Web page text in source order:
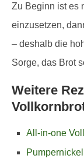
Zu Beginn ist es
einzusetzen,
– deshalb die
Sorge, das Brot
Weitere
All-in-one